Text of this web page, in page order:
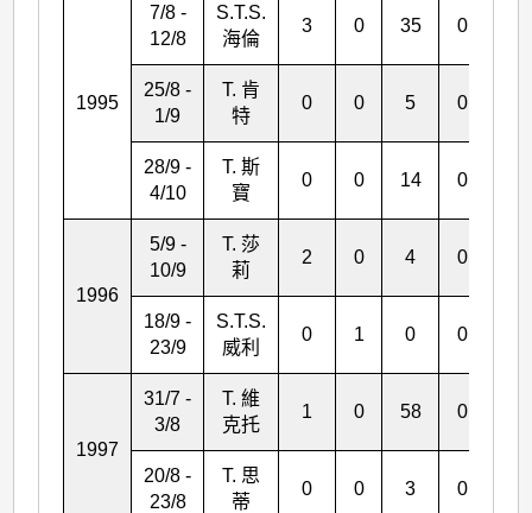
1995
7/8 -
12/8
S.T.S.
海倫
3 0 35 0
25/8 -
1/9
T. 肯
特
0 0 5 0
28/9 -
4/10
T. 斯
寶
0 0 14 0
1996
5/9 -
10/9
T. 莎
莉
2 0 4 0
18/9 -
23/9
S.T.S.
威利
0 1 0 0
1997
31/7 -
3/8
T. 維
克托
1 0 58 0
20/8 -
23/8
T. 思
蒂
0 0 3 0